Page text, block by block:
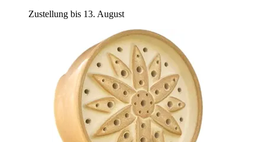
Zustellung bis 13. August